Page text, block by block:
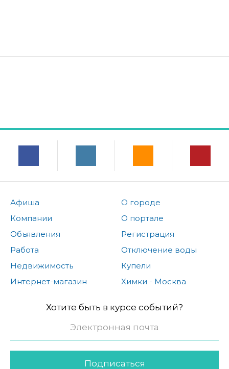
Афиша
Компании
Объявления
Работа
Недвижимость
Интернет-магазин
О городе
О портале
Регистрация
Отключение воды
Купели
Химки - Москва
Хотите быть в курсе событий?
Подписаться